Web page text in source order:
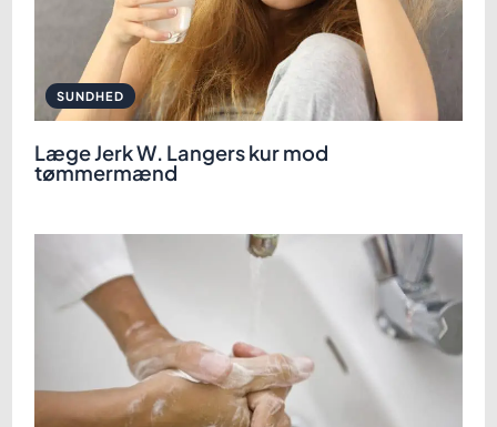
Læge Jerk W. Langers kur mod
tømmermænd
SUNDHED